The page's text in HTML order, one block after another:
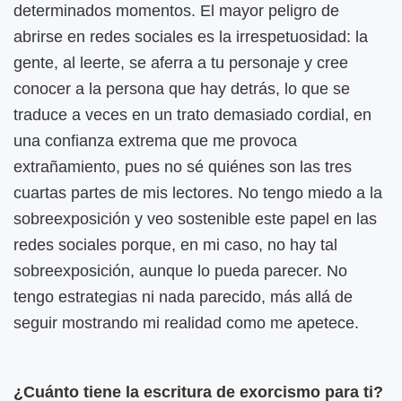
determinados momentos. El mayor peligro de
abrirse en redes sociales es la irrespetuosidad: la
gente, al leerte, se aferra a tu personaje y cree
conocer a la persona que hay detrás, lo que se
traduce a veces en un trato demasiado cordial, en
una confianza extrema que me provoca
extrañamiento, pues no sé quiénes son las tres
cuartas partes de mis lectores. No tengo miedo a la
sobreexposición y veo sostenible este papel en las
redes sociales porque, en mi caso, no hay tal
sobreexposición, aunque lo pueda parecer. No
tengo estrategias ni nada parecido, más allá de
seguir mostrando mi realidad como me apetece.
¿Cuánto tiene la escritura de exorcismo para ti?